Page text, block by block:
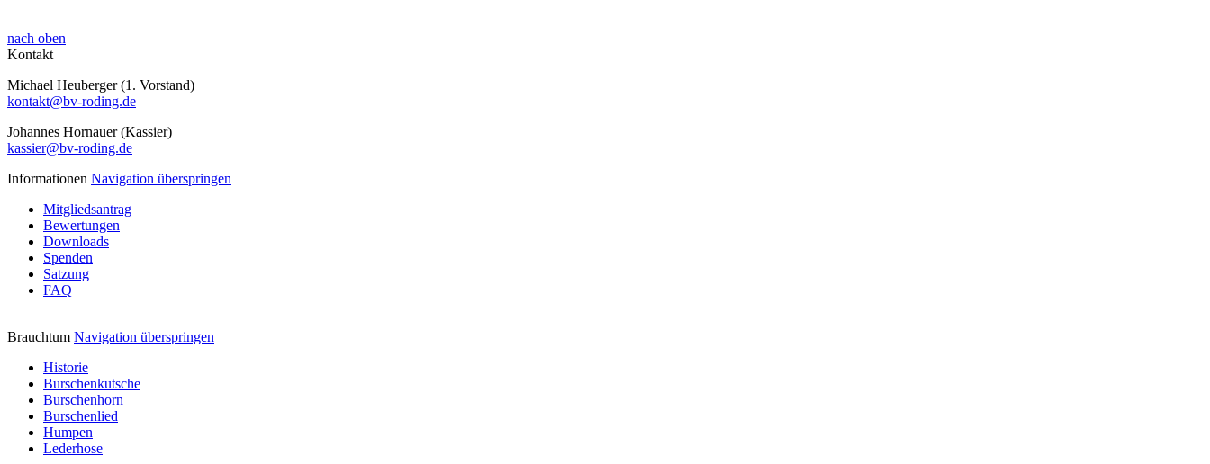
nach oben
Kontakt
Michael Heuberger (1. Vorstand)
kontakt@bv-roding.de
Johannes Hornauer (Kassier)
kassier@bv-roding.de
Informationen Navigation überspringen
Mitgliedsantrag
Bewertungen
Downloads
Spenden
Satzung
FAQ
Brauchtum Navigation überspringen
Historie
Burschenkutsche
Burschenhorn
Burschenlied
Humpen
Lederhose